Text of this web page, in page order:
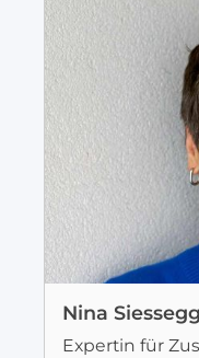
Nina
Expertin für